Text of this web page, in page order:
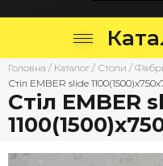
Головна / Каталог / Столи /
Стіл EMBER slide
Стіл EMBER